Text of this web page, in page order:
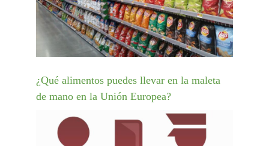
¿Qué alimentos puedes llevar en la maleta
de mano en la Unión Europea?